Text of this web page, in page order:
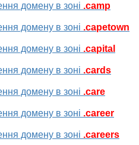
домену в зоні .camp
домену в зоні .capetown
домену в зоні .capital
домену в зоні .cards
домену в зоні .care
домену в зоні .career
домену в зоні .careers